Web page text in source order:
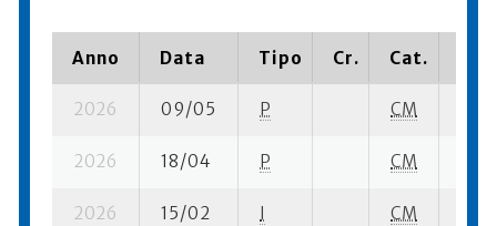
Anno Data Tipo Cr. Cat.
2026 09/05 P CM
2026 18/04 P CM
2026 15/02 I CM